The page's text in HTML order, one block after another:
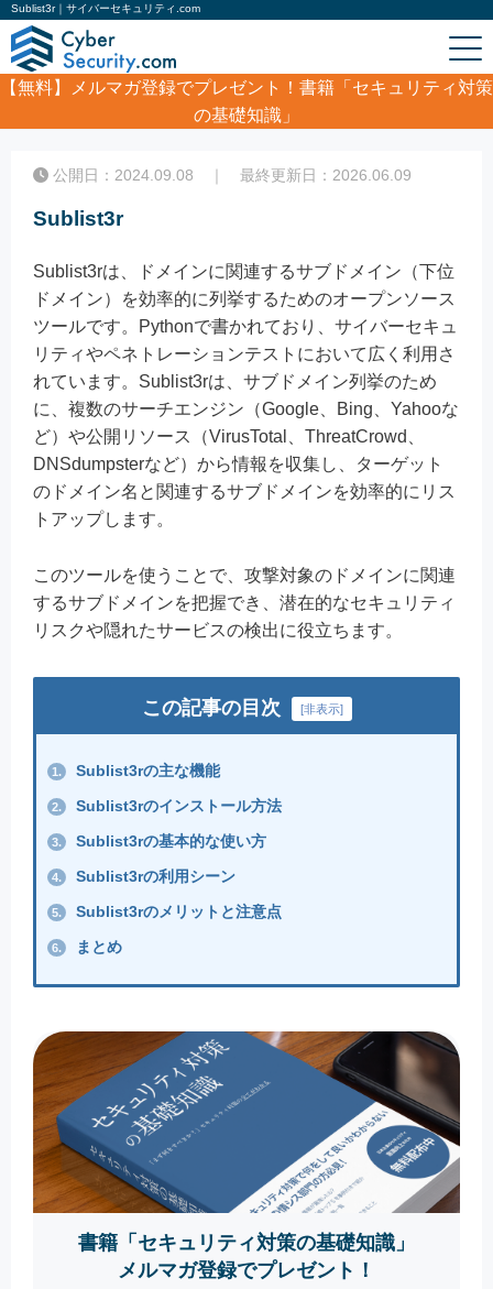
Sublist3r｜サイバーセキュリティ.com
【無料】
メルマガ登録でプレゼント！書籍「セキュリティ対策
の基礎知識」
Sublist3r
公開日：2024.09.08 ｜ 最終更新日：2026.06.09
Sublist3r
Sublist3rは、ドメインに関連するサブドメイン（下位
ドメイン）を効率的に列挙するためのオープンソース
ツールです。Pythonで書かれており、サイバーセキュ
リティやペネトレーションテストにおいて広く利用さ
れています。Sublist3rは、サブドメイン列挙のため
に、複数のサーチエンジン（Google、Bing、Yahooな
ど）や公開リソース（VirusTotal、ThreatCrowd、
DNSdumpsterなど）から情報を収集し、ターゲット
のドメイン名と関連するサブドメインを効率的にリス
トアップします。
このツールを使うことで、攻撃対象のドメインに関連
するサブドメインを把握でき、潜在的なセキュリティ
リスクや隠れたサービスの検出に役立ちます。
この記事の目次 [非表示]
1. Sublist3rの主な機能
2. Sublist3rのインストール方法
3. Sublist3rの基本的な使い方
4. Sublist3rの利用シーン
5. Sublist3rのメリットと注意点
6. まとめ
書籍「セキュリティ対策の基礎知識」
メルマガ登録でプレゼント！